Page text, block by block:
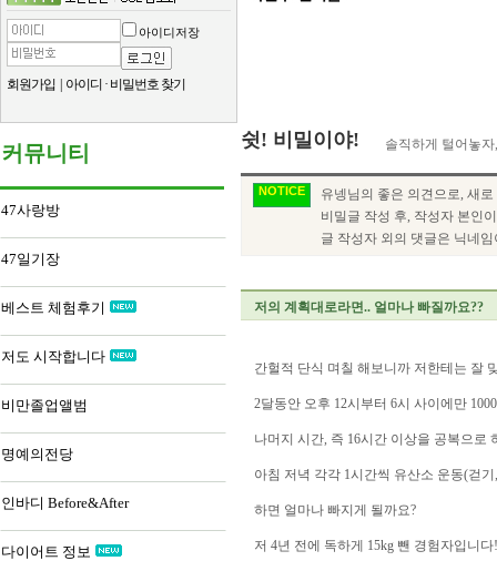
아이디저장
회원가입 아이디 · 비밀번호 찾기
커뮤니티
47사랑방
47일기장
베스트 체험후기
저도 시작합니다
비만졸업앨범
명예의전당
인바디 Before&After
다이어트 정보
쉿! 비밀이야! 솔직하게 털어놓
NOTICE
유넹님의 좋은 의견으로, 새
비밀글 작성 후, 작성자 본인
글 작성자 외의 댓글은 닉네
저의 계획대로라면.. 얼마나 빠질까요??
간헐적 단식 며칠 해보니까 저한테는 잘
2달동안 오후 12시부터 6시 사이에만
나머지 시간, 즉 16시간 이상을 공복으로
아침 저녁 각각 1시간씩 유산소 운동(걷
하면 얼마나 빠지게 될까요?
저 4년 전에 독하게 15kg 뺀 경험자입니